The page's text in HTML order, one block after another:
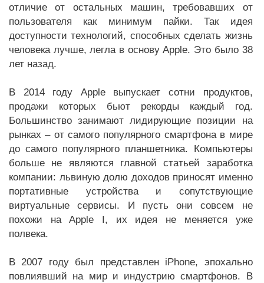
отличие от остальных машин, требовавших от
пользователя как минимум пайки. Так идея
доступности технологий, способных сделать жизнь
человека лучше, легла в основу Apple. Это было 38
лет назад.
В 2014 году Apple выпускает сотни продуктов,
продажи которых бьют рекорды каждый год.
Большинство занимают лидирующие позиции на
рынках – от самого популярного смартфона в мире
до самого популярного планшетника. Компьютеры
больше не являются главной статьей заработка
компании: львиную долю доходов приносят именно
портативные устройства и сопутствующие
виртуальные сервисы. И пусть они совсем не
похожи на Apple I, их идея не меняется уже
полвека.
В 2007 году был представлен iPhone, эпохально
повлиявший на мир и индустрию смартфонов. В